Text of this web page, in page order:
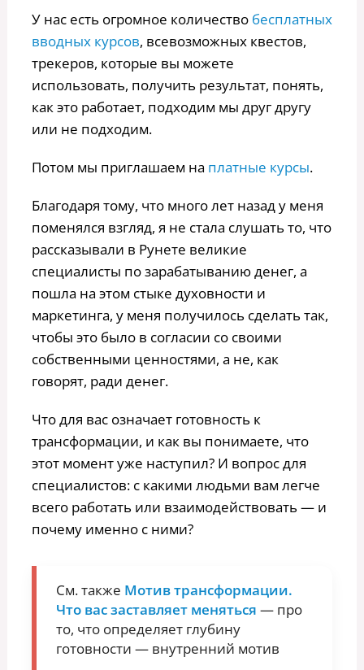
У нас есть огромное количество бесплатных
вводных курсов, всевозможных квестов,
трекеров, которые вы можете
использовать, получить результат, понять,
как это работает, подходим мы друг другу
или не подходим.
Потом мы приглашаем на платные курсы.
Благодаря тому, что много лет назад у меня
поменялся взгляд, я не стала слушать то, что
рассказывали в Рунете великие
специалисты по зарабатыванию денег, а
пошла на этом стыке духовности и
маркетинга, у меня получилось сделать так,
чтобы это было в согласии со своими
собственными ценностями, а не, как
говорят, ради денег.
Что для вас означает готовность к
трансформации, и как вы понимаете, что
этот момент уже наступил? И вопрос для
специалистов: с какими людьми вам легче
всего работать или взаимодействовать — и
почему именно с ними?
См. также Мотив трансформации.
Что вас заставляет меняться — про
то, что определяет глубину
готовности — внутренний мотив